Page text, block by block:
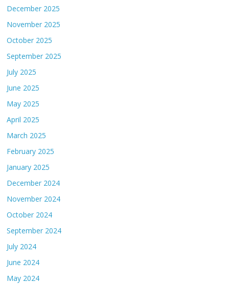
December 2025
November 2025
October 2025
September 2025
July 2025
June 2025
May 2025
April 2025
March 2025
February 2025
January 2025
December 2024
November 2024
October 2024
September 2024
July 2024
June 2024
May 2024